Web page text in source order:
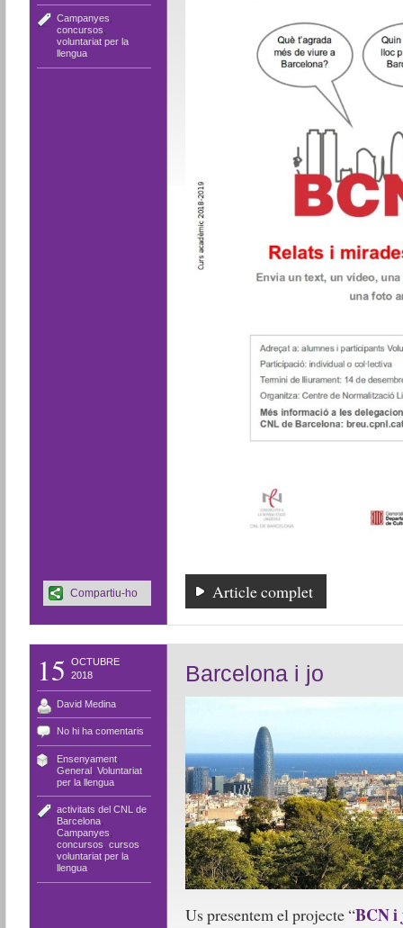
Campanyes
concursos
voluntariat per la
llengua
Article complet
Compartiu-ho
15
OCTUBRE
2018
David Medina
No hi ha comentaris
Ensenyament,
General, Voluntariat
per la llengua
activitats del CNL de
Barcelona,
Campanyes
concursos cursos
voluntariat per la
llengua
Barcelona i jo
Us presentem el projecte “BCN i